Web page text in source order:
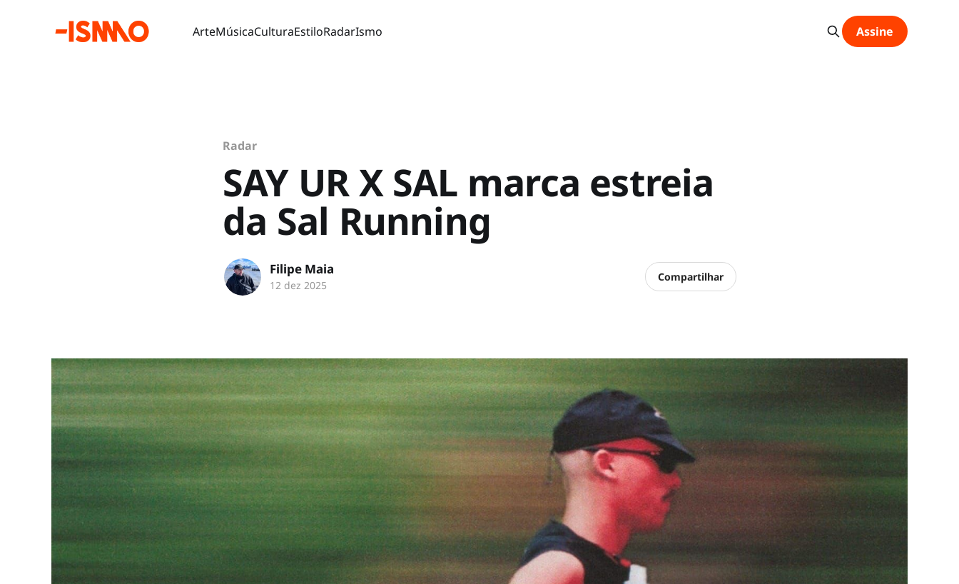
ArteMúsicaCulturaEstiloRadarIsmo Assine
Radar
SAY UR X SAL marca estreia
da Sal Running
Filipe Maia
12 dez 2025
Compartilhar